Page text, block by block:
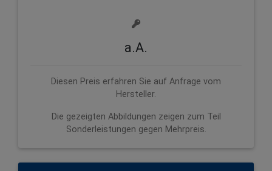
a.A.
Diesen Preis erfahren Sie auf Anfrage vom
Hersteller.
Die gezeigten Abbildungen zeigen zum Teil
Sonderleistungen gegen Mehrpreis.